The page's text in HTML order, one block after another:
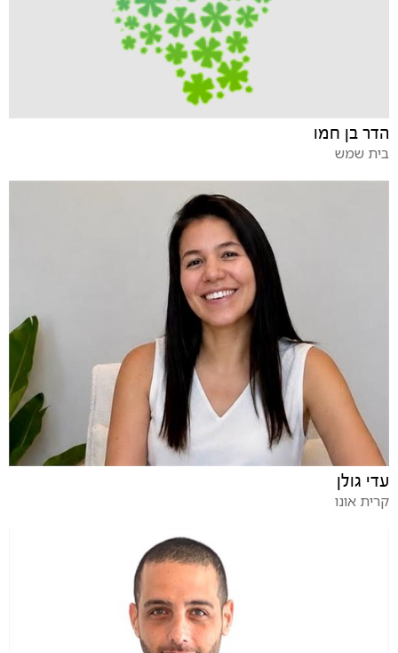
הדר בן חמו
בית שמש
עדי גולן
קרית אונו